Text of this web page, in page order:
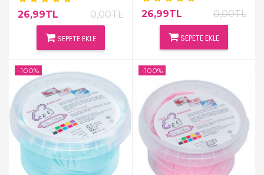
26,99TL 0,00TL
SEPETE EKLE
26,99TL 0,00TL
SEPETE EKLE
-100% -100%